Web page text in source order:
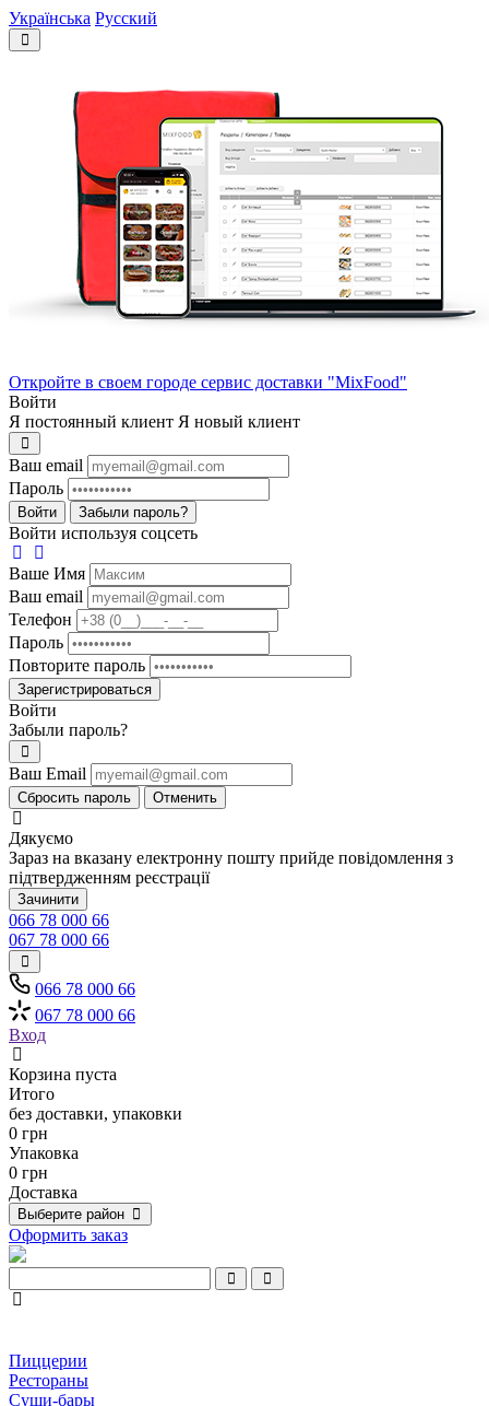
Українська Русский
Откройте в своем городе сервис доставки "MixFood"
Войти
Я постоянный клиент Я новый клиент
Ваш email
Пароль
Войти Забыли пароль?
Войти используя соцсеть
Ваше Имя
Ваш email
Телефон
Пароль
Повторите пароль
Зарегистрироваться
Войти
Забыли пароль?
Ваш Email
Сбросить пароль Отменить
Дякуємо
Зараз на вказану електронну пошту прийде повідомлення з
підтвердженням реєстрації
Зачинити
066 78 000 66
067 78 000 66
066 78 000 66
067 78 000 66
Вход
Корзина пуста
Итого
без доставки, упаковки
0 грн
Упаковка
0 грн
Доставка
Выберите район
Оформить заказ
Пиццерии
Рестораны
Суши-бары